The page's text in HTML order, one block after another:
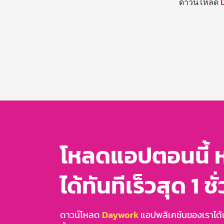
ดาวน์โหลด
โหลดแอปตอนนี้
ได้ทันทีเร็วสุด 1
ดาวน์โหลด Dayworkแอปพลิเคชันของเราไ